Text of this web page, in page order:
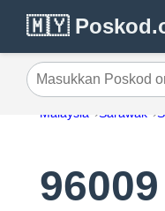
🇲🇾
Masukkan Poskod or
Malaysia Sarawak